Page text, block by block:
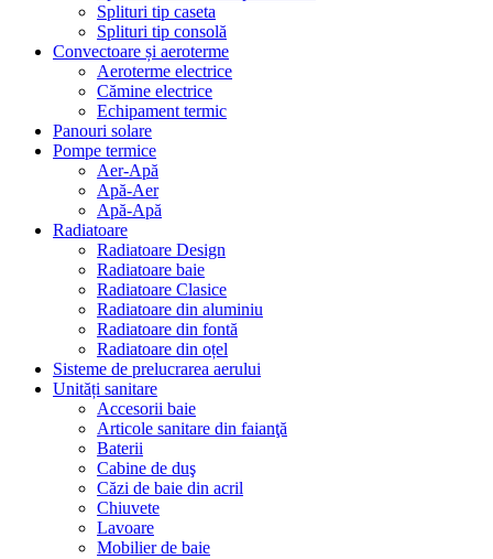
Splituri tip caseta
Splituri tip consolă
Convectoare și aeroterme
Aeroterme electrice
Cămine electrice
Echipament termic
Panouri solare
Pompe termice
Aer-Apă
Apă-Aer
Apă-Apă
Radiatoare
Radiatoare Design
Radiatoare baie
Radiatoare Clasice
Radiatoare din aluminiu
Radiatoare din fontă
Radiatoare din oțel
Sisteme de prelucrarea aerului
Unități sanitare
Accesorii baie
Articole sanitare din faianţă
Baterii
Cabine de duş
Căzi de baie din acril
Chiuvete
Lavoare
Mobilier de baie